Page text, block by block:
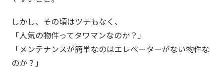
しかし、その頃はツテもなく、
「人気の物件ってタワマンなのか？」
「メンテナンスが簡単なのはエレベーターがない物件な
のか？」